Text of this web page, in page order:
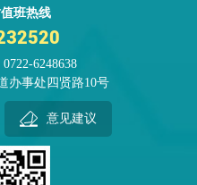
知识。四是
要求全体人
危害。 通
人员进一步
班热线
6248638
办事处四贤路10号
意见建议